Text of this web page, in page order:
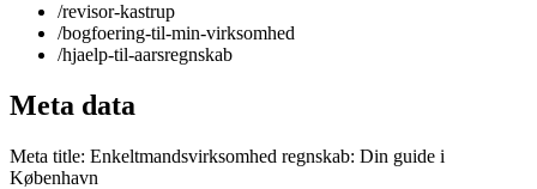
/revisor-kastrup
/bogfoering-til-min-virksomhed
/hjaelp-til-aarsregnskab
Meta data
Meta title: Enkeltmandsvirksomhed regnskab: Din guide i
København